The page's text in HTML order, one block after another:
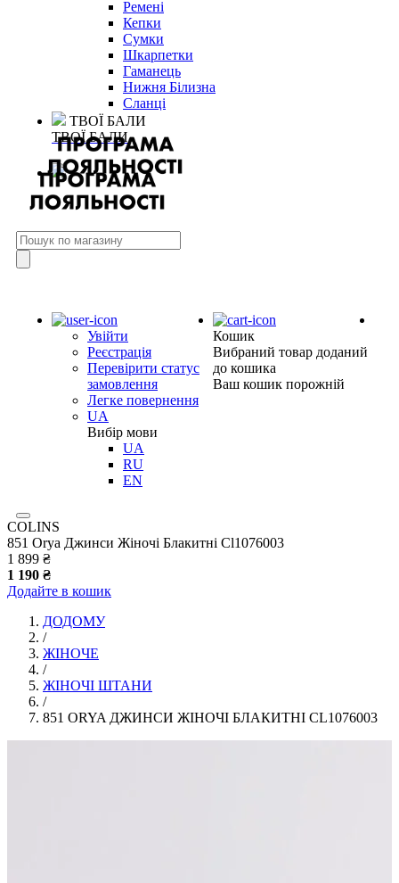
Ремені
Кепки
Сумки
Шкарпетки
Гаманець
Нижня Білизна
Сланці
ТВОЇ БАЛИ
ТВОЇ БАЛИ
Увійти
Реєстрація
Перевірити статус
замовлення
Легке повернення
UA
Вибір мови
UA
RU
EN
Кошик
Вибраний товар доданий
до кошика
Ваш кошик порожній
COLINS
851 Orya Джинси Жіночі Блакитні Cl1076003
1 899 ₴
1 190 ₴
Додайте в кошик
ДОДОМУ
/
ЖІНОЧЕ
/
ЖІНОЧІ ШТАНИ
/
851 ORYA ДЖИНСИ ЖІНОЧІ БЛАКИТНІ CL1076003